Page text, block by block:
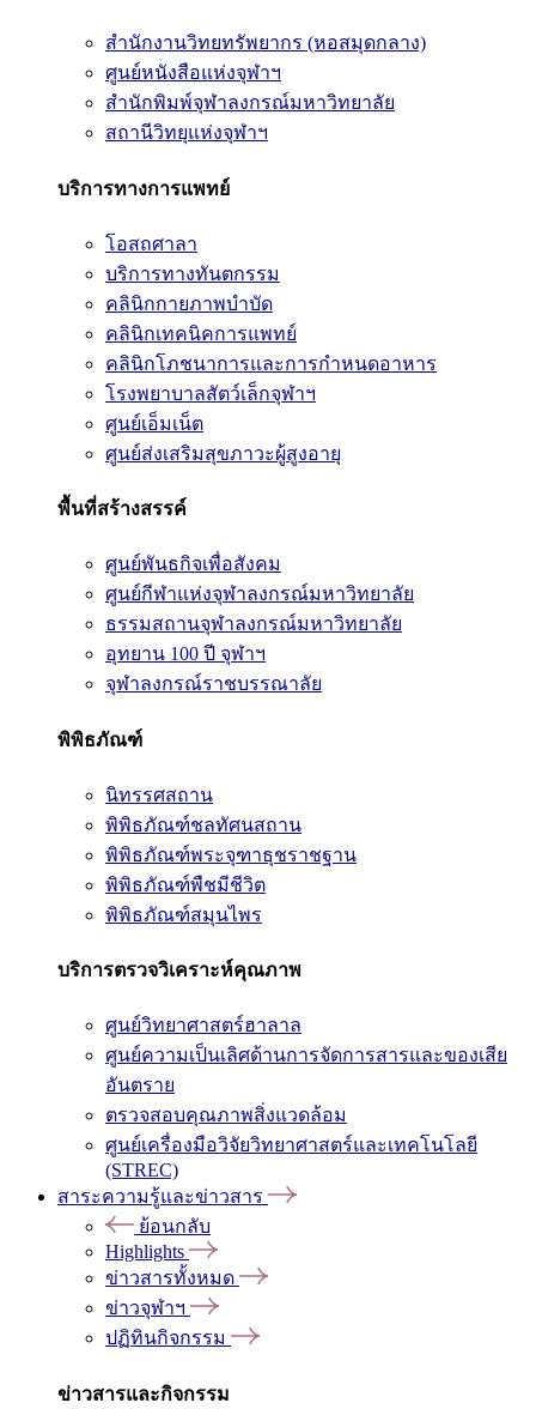
สำนักงานวิทยทรัพยากร (หอสมุดกลาง)
ศูนย์หนังสือแห่งจุฬาฯ
สำนักพิมพ์จุฬาลงกรณ์มหาวิทยาลัย
สถานีวิทยุแห่งจุฬาฯ
บริการทางการแพทย์
โอสถศาลา
บริการทางทันตกรรม
คลินิกกายภาพบำบัด
คลินิกเทคนิคการแพทย์
คลินิกโภชนาการและการกำหนดอาหาร
โรงพยาบาลสัตว์เล็กจุฬาฯ
ศูนย์เอ็มเน็ต
ศูนย์ส่งเสริมสุขภาวะผู้สูงอายุ
พื้นที่สร้างสรรค์
ศูนย์พันธกิจเพื่อสังคม
ศูนย์กีฬาแห่งจุฬาลงกรณ์มหาวิทยาลัย
ธรรมสถานจุฬาลงกรณ์มหาวิทยาลัย
อุทยาน 100 ปี จุฬาฯ
จุฬาลงกรณ์ราชบรรณาลัย
พิพิธภัณฑ์
นิทรรศสถาน
พิพิธภัณฑ์ชลทัศนสถาน
พิพิธภัณฑ์พระจุฑาธุชราชฐาน
พิพิธภัณฑ์พืชมีชีวิต
พิพิธภัณฑ์สมุนไพร
บริการตรวจวิเคราะห์คุณภาพ
ศูนย์วิทยาศาสตร์ฮาลาล
ศูนย์ความเป็นเลิศด้านการจัดการสารและของเสีย
อันตราย
ตรวจสอบคุณภาพสิ่งแวดล้อม
ศูนย์เครื่องมือวิจัยวิทยาศาสตร์และเทคโนโลยี
(STREC)
สาระความรู้และข่าวสาร
ย้อนกลับ
Highlights
ข่าวสารทั้งหมด
ข่าวจุฬาฯ
ปฏิทินกิจกรรม
ข่าวสารและกิจกรรม